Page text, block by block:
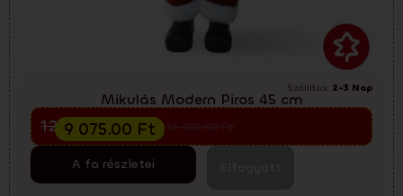
Szállítás: 2-3 Nap
Mikulás Modern Piros 45 cm
Előkarácsonyi kiárusítás
12 100.00Ft
9 075.00 Ft
A fa részletei